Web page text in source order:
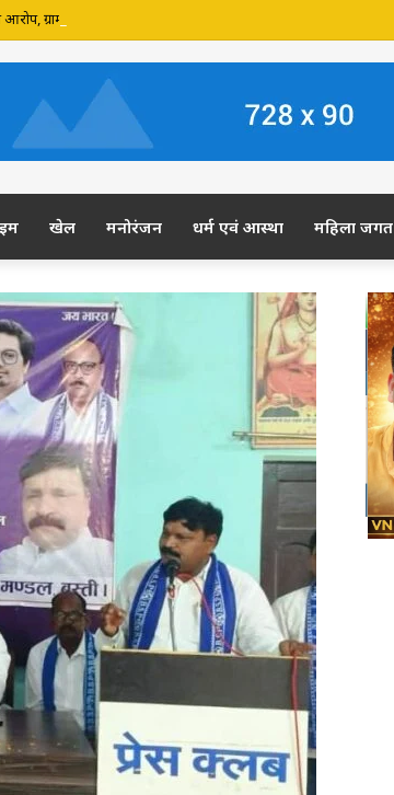
ग्रामीण कल डीएम-एसपी से करेंगे शिकायत
खेल मनोरंजन धर्म एवं आस्था महिला जगत